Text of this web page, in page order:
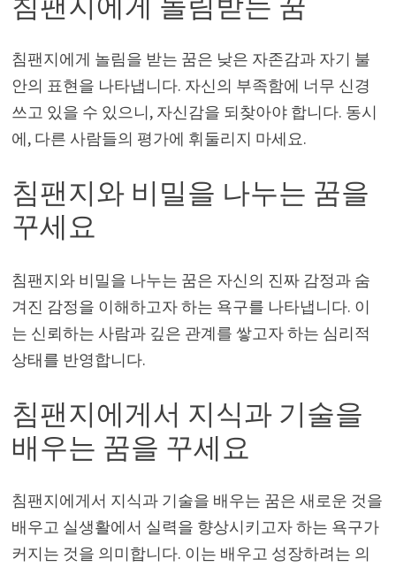
침팬지에게 놀림을 받는 꿈은 낮은 자존감과 자기 불
안의 표현을 나타냅니다. 자신의 부족함에 너무 신경
쓰고 있을 수 있으니, 자신감을 되찾아야 합니다. 동시
에, 다른 사람들의 평가에 휘둘리지 마세요.
침팬지와 비밀을 나누는 꿈을
꾸세요
침팬지와 비밀을 나누는 꿈은 자신의 진짜 감정과 숨
겨진 감정을 이해하고자 하는 욕구를 나타냅니다. 이
는 신뢰하는 사람과 깊은 관계를 쌓고자 하는 심리적
상태를 반영합니다.
침팬지에게서 지식과 기술을
배우는 꿈을 꾸세요
침팬지에게서 지식과 기술을 배우는 꿈은 새로운 것을
배우고 실생활에서 실력을 향상시키고자 하는 욕구가
커지는 것을 의미합니다. 이는 배우고 성장하려는 의